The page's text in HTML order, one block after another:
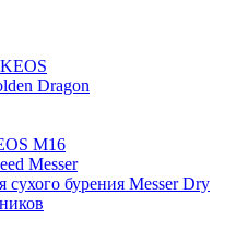
Dragon
M16
Messer
бурения Messer Dry